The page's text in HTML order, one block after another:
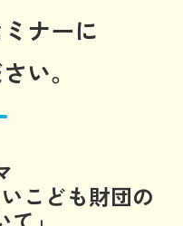
ナーに
い。
こども財団の